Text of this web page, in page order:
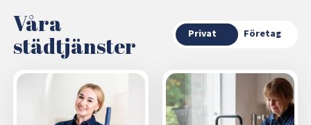
Våra
städtjänster
Privat Företag